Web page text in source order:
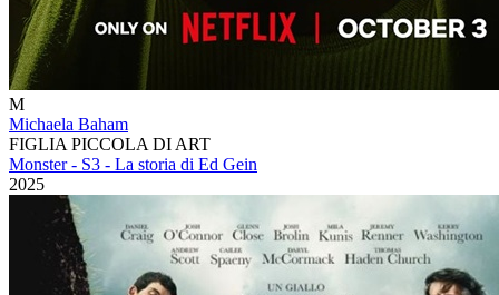
M
Michaela Baham
FIGLIA PICCOLA DI ART
Monster - S3 - La storia di Ed Gein
2025